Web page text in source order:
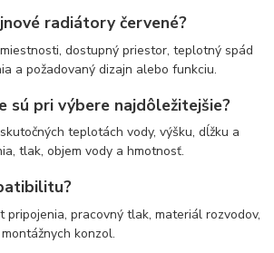
radiátory červené?
dostupný priestor, teplotný spád
a požadovaný dizajn alebo funkciu.
sú pri výbere najdôležitejšie?
teplotách vody, výšku, dĺžku a
tlak, objem vody a hmotnosť.
pripojenia, pracovný tlak, materiál rozvodov,
konzol.